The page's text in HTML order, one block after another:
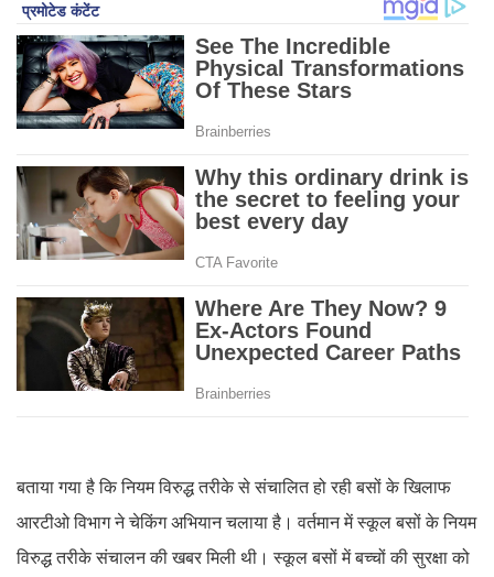
बताया गया है कि नियम विरुद्ध तरीके से संचालित हो रही बसों के खिलाफ
आरटीओ विभाग ने चेकिंग अभियान चलाया है। वर्तमान में स्कूल बसों के नियम
विरुद्ध तरीके संचालन की खबर मिली थी। स्कूल बसों में बच्चों की सुरक्षा को